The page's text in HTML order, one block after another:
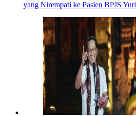
yang Nirempati ke Pasien BPJS